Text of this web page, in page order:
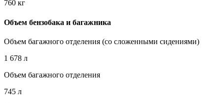
760 кг
Объем бензобака и багажника
Объем багажного отделения (со сложенными сидениями)
1 678 л
Объем багажного отделения
745 л